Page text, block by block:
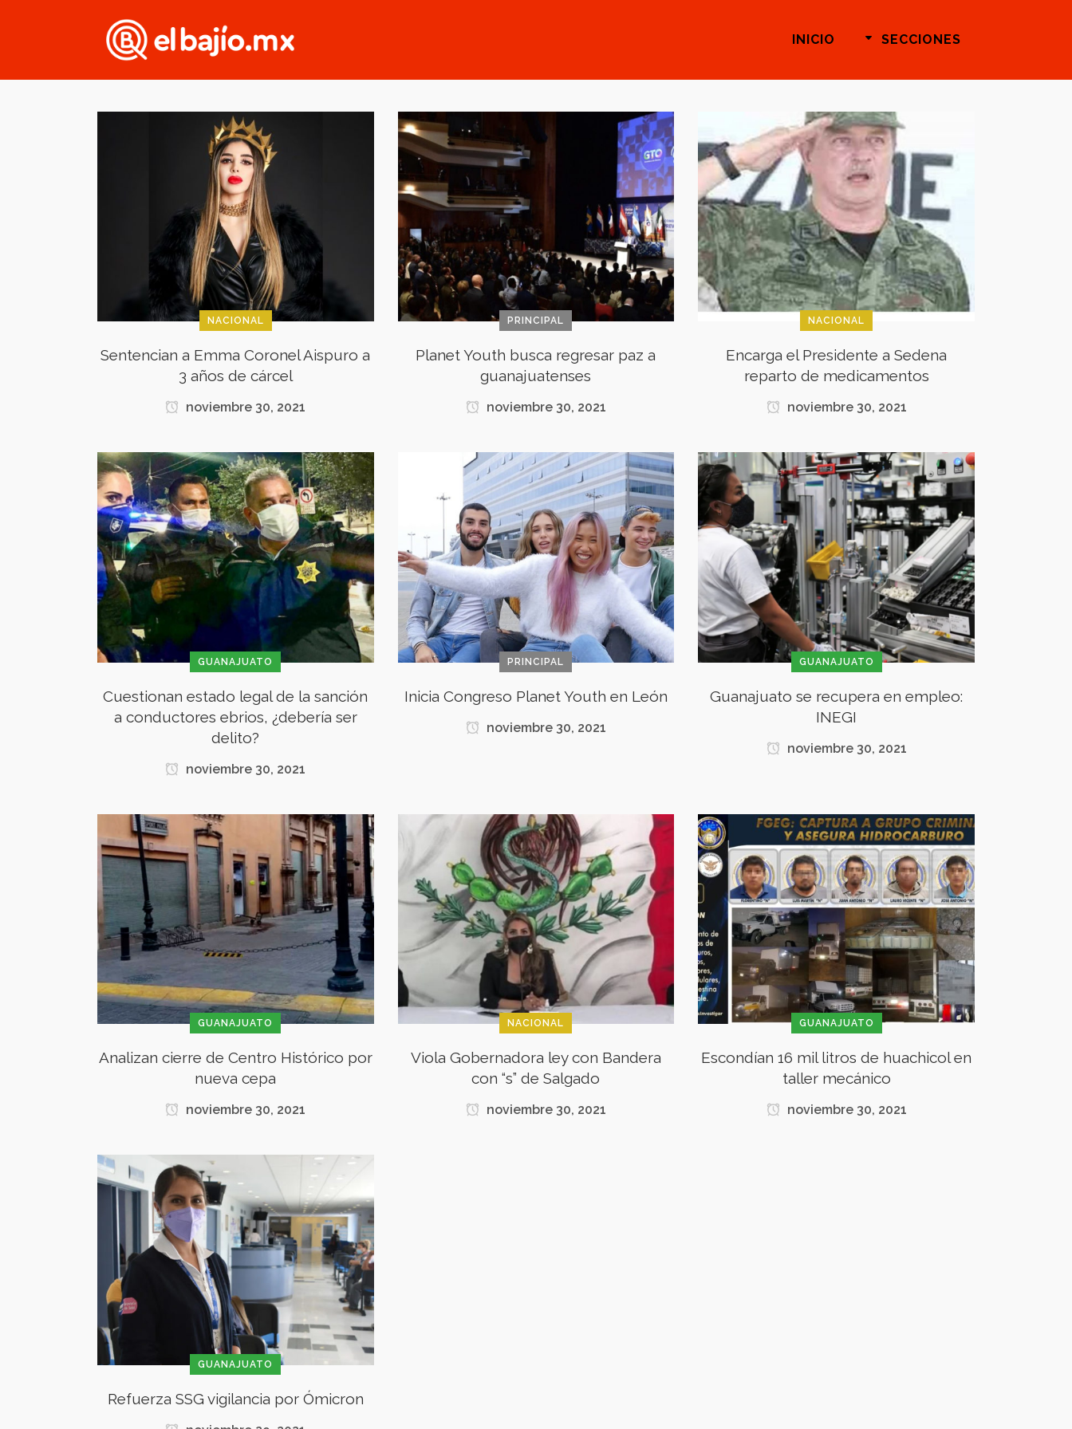
INICIO SECCIONES
NACIONAL
Sentencian a Emma Coronel Aispuro a
3 años de cárcel
noviembre 30, 2021
PRINCIPAL
Planet Youth busca regresar paz a
guanajuatenses
noviembre 30, 2021
NACIONAL
Encarga el Presidente a Sedena
reparto de medicamentos
noviembre 30, 2021
GUANAJUATO
Cuestionan estado legal de la sanción
a conductores ebrios, ¿debería ser
delito?
noviembre 30, 2021
PRINCIPAL
Inicia Congreso Planet Youth en León
noviembre 30, 2021
GUANAJUATO
Guanajuato se recupera en empleo:
INEGI
noviembre 30, 2021
GUANAJUATO
Analizan cierre de Centro Histórico por
nueva cepa
noviembre 30, 2021
NACIONAL
Viola Gobernadora ley con Bandera
con “s” de Salgado
noviembre 30, 2021
GUANAJUATO
Escondían 16 mil litros de huachicol en
taller mecánico
noviembre 30, 2021
GUANAJUATO
Refuerza SSG vigilancia por Ómicron